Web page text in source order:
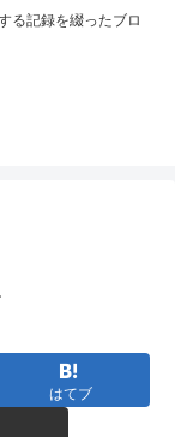
る記録を綴ったブロ
はてブ